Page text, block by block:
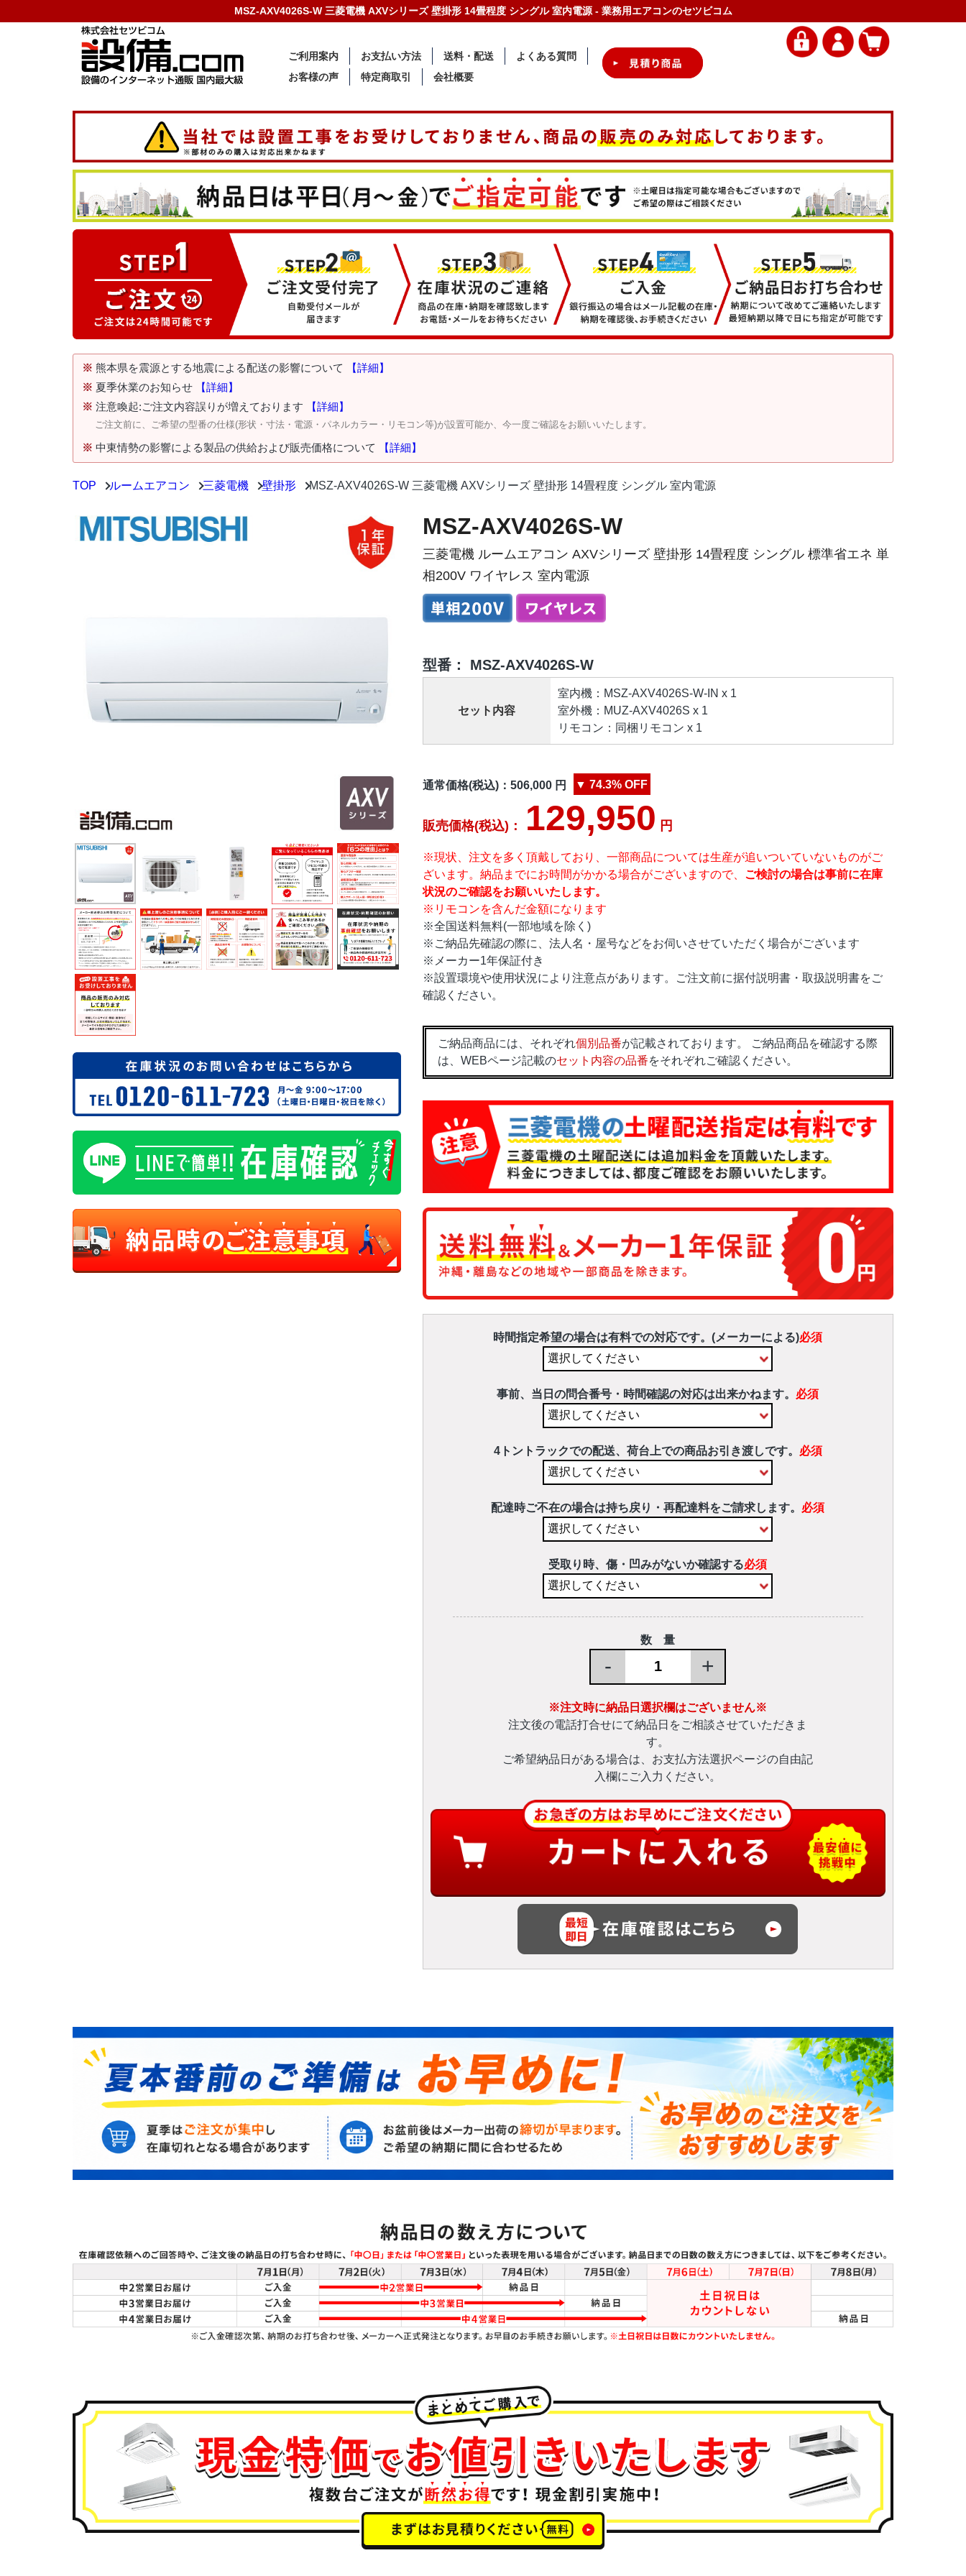
MSZ-AXV4026S-W 三菱電機 AXVシリーズ 壁掛形 14畳程度 シングル 室内電源 - 業務用エアコンのセツビコム
ご利用案内 お支払い方法 送料・配送
よくある質問
お客様の声
特定商取引 会社概要
※ 熊本県を震源とする地震による配送の影響について
【詳細】
※ 夏季休業のお知らせ
【詳細】
※ 注意喚起:ご注文内容誤りが増えております 【詳細】
ご注文前に、ご希望の型番の仕様(形状・寸法・電源・パネルカラー・リモコン等)が設置可能か、今一度ご確認をお願いいたします。
※ 中東情勢の影響による製品の供給および販売価格について 【詳細】
TOP ルームエアコン 三菱電機 壁掛形 MSZ-AXV4026S-W 三菱電機 AXVシリーズ 壁掛形 14畳程度 シングル 室内電源
MSZ-AXV4026S-W
三菱電機 ルームエアコン AXVシリーズ 壁掛形 14畳程度 シングル 標準省エネ 単
相200V ワイヤレス 室内電源
型番： MSZ-AXV4026S-W
セット内容
室内機：MSZ-AXV4026S-W-IN x 1
室外機：MUZ-AXV4026S x 1
リモコン：同梱リモコン x 1
通常価格(税込)： 506,000円 ▼ 74.3% OFF
販売価格(税込)： 129,950 円
※現状、注文を多く頂戴しており、一部商品については生産が追いついていないものがご
ざいます。納品までにお時間がかかる場合がございますので、 ご検討の場合は事前に在庫
状況のご確認をお願いいたします。
※リモコンを含んだ金額になります
※全国送料無料(一部地域を除く)
※ご納品先確認の際に、法人名・屋号などをお伺いさせていただく場合がございます
※メーカー1年保証付き
※設置環境や使用状況により注意点があります。ご注文前に据付説明書・取扱説明書をご
確認ください。
ご納品商品には、それぞれ個別品番が記載されております。 ご納品商品を確認する際
は、WEBページ記載のセット内容の品番をそれぞれご確認ください。
時間指定希望の場合は有料での対応です。(メーカーによる)必須
事前、当日の問合番号・時間確認の対応は出来かねます。 必須
4トントラックでの配送、荷台上での商品お引き渡しです。 必須
配達時ご不在の場合は持ち戻り・再配達料をご請求します。 必須
受取り時、傷・凹みがないか確認する必須
数 量
- +
※注文時に納品日選択欄はございません※
注文後の電話打合せにて納品日をご相談させていただきま
す。
ご希望納品日がある場合は、お支払方法選択ページの自由記
入欄にご入力ください。